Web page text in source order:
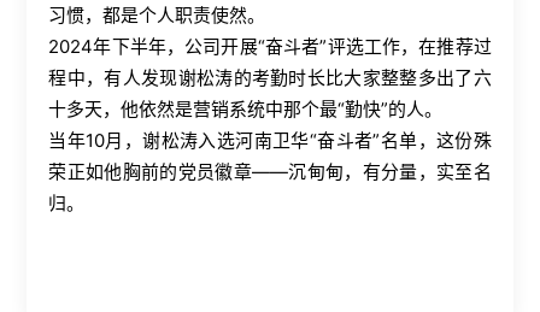
习惯，都是个人职责使然。
2024年下半年，公司开展“奋斗者”评选工作，在推荐过
程中，有人发现谢松涛的考勤时长比大家整整多出了六
十多天，他依然是营销系统中那个最“勤快”的人。
当年10月，谢松涛入选河南卫华“奋斗者”名单，这份殊
荣正如他胸前的党员徽章——沉甸甸，有分量，实至名
归。